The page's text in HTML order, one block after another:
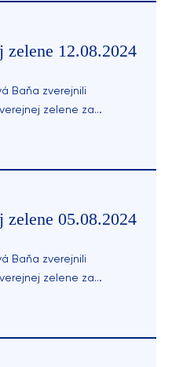
zelene 12.08.2024
Baňa zverejnili
zelene za
zelene 05.08.2024
Baňa zverejnili
zelene za